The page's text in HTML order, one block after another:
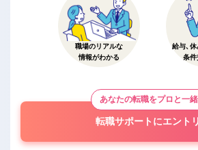
職場のリアルな
情報がわかる
給与、
条件
あなたの転職をプロと一
転職サポートにエント